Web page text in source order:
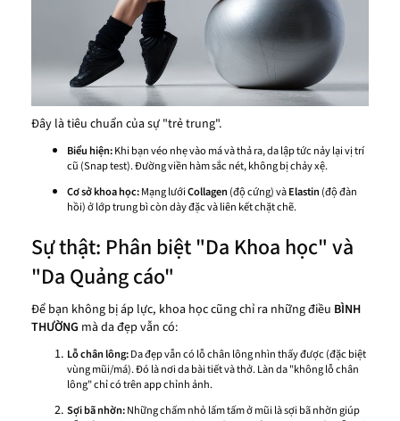
Đây là tiêu chuẩn của sự "trẻ trung".
Biểu hiện:Khi bạn véo nhẹ vào má và thả ra, da lập tức nảy lại vị trí
cũ (Snap test). Đường viền hàm sắc nét, không bị chảy xệ.
Cơ sở khoa học:Mạng lướiCollagen(độ cứng) vàElastin(độ đàn
hồi) ở lớp trung bì còn dày đặc và liên kết chặt chẽ.
Sự thật: Phân biệt "Da Khoa học" và
"Da Quảng cáo"
Để bạn không bị áp lực, khoa học cũng chỉ ra những điều BÌNH
THƯỜNG mà da đẹp vẫn có:
Lỗ chân lông:Da đẹp vẫn có lỗ chân lông nhìn thấy được (đặc biệt
vùng mũi/má). Đó là nơi da bài tiết và thở. Làn da "không lỗ chân
lông" chỉ có trên app chỉnh ảnh.
Sợi bã nhờn:Những chấm nhỏ lấm tấm ở mũi là sợi bã nhờn giúp